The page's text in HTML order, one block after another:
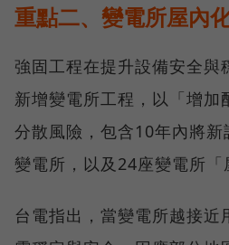
重點二、變電所屋內
強固工程在提升設備安全與
新增變電所工程，以「增加
分散風險，包含10年內將
變電所，以及24座變電所「
台電指出，當變電所越接近